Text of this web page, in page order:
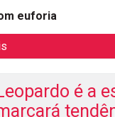
euforia
é a